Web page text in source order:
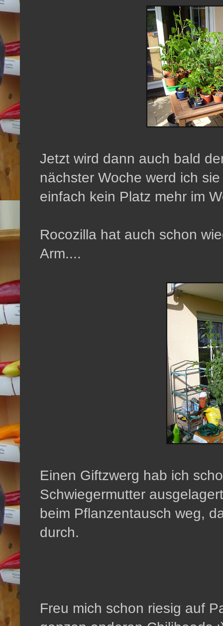
Jetzt wird dann auch bald
nächster Woche werd ich
einfach kein Platz mehr im
Rocozilla hat auch schon
Arm....
Einen Giftzwerg hab ich
Schwiegermutter
beim Pflanzentausch weg,
durch.
Freu mich schon riesig auf